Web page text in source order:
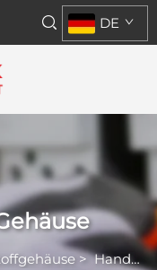
DE
>Handgeführtes Gehäuse